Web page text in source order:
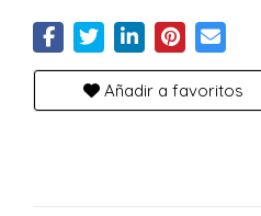
Añadir a favoritos